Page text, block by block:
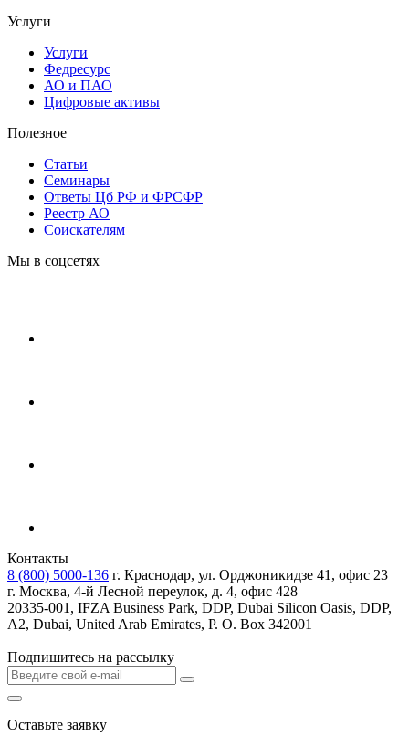
Услуги
Услуги
Федресурс
АО и ПАО
Цифровые активы
Полезное
Статьи
Cеминары
Ответы Цб РФ и ФРСФР
Реестр АО
Соискателям
Мы в соцсетях
Контакты
8 (800) 5000-136 г. Краснодар, ул. Орджоникидзе 41, офис 23
г. Москва, 4-й Лесной переулок, д. 4, офис 428
20335-001, IFZA Business Park, DDP, Dubai Silicon Oasis, DDP,
A2, Dubai, United Arab Emirates, P. O. Box 342001
Подпишитесь на рассылку
Оставьте заявку